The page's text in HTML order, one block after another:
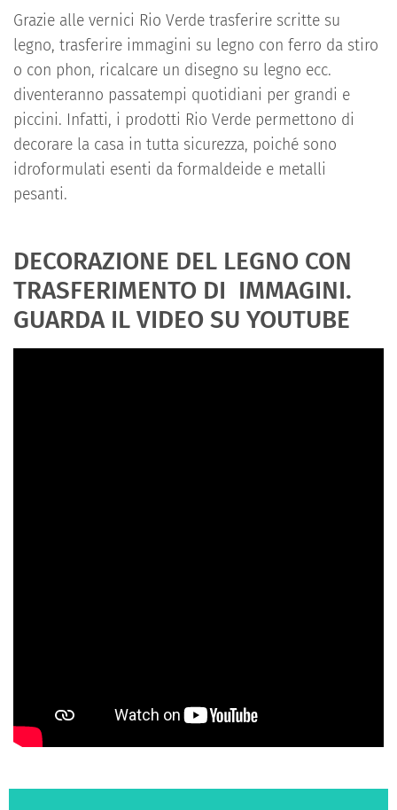
Grazie alle vernici Rio Verde trasferire scritte su
legno, trasferire immagini su legno con ferro da stiro
o con phon, ricalcare un disegno su legno ecc.
diventeranno passatempi quotidiani per grandi e
piccini. Infatti, i prodotti Rio Verde permettono di
decorare la casa in tutta sicurezza, poiché sono
idroformulati esenti da formaldeide e metalli
pesanti.
DECORAZIONE DEL LEGNO CON
TRASFERIMENTO DI IMMAGINI.
GUARDA IL VIDEO SU YOUTUBE